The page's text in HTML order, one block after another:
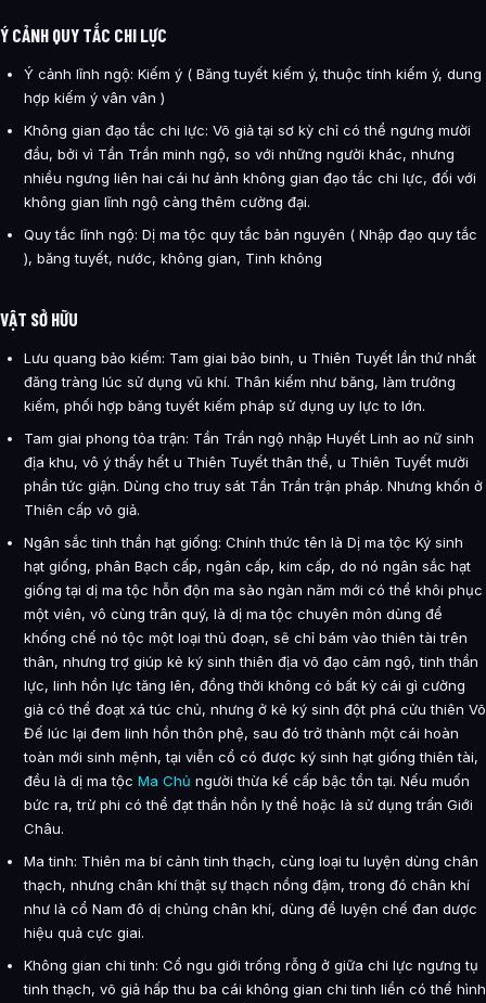
Ý CẢNH QUY TẮC CHI LỰC
Ý cảnh lĩnh ngộ: Kiếm ý ( Băng tuyết kiếm ý, thuộc tính kiếm ý, dung
hợp kiếm ý vân vân )
Không gian đạo tắc chi lực: Võ giả tại sơ kỳ chỉ có thể ngưng mười
đầu, bởi vì Tần Trần minh ngộ, so với những người khác, nhưng
nhiều ngưng liên hai cái hư ảnh không gian đạo tắc chi lực, đối với
không gian lĩnh ngộ càng thêm cường đại.
Quy tắc lĩnh ngộ: Dị ma tộc quy tắc bản nguyên ( Nhập đạo quy tắc
), băng tuyết, nước, không gian, Tinh không
VẬT SỞ HỮU
Lưu quang bảo kiếm: Tam giai bảo binh, u Thiên Tuyết lần thứ nhất
đăng tràng lúc sử dụng vũ khí. Thân kiếm như băng, làm trưởng
kiếm, phối hợp băng tuyết kiếm pháp sử dụng uy lực to lớn.
Tam giai phong tỏa trận: Tần Trần ngộ nhập Huyết Linh ao nữ sinh
địa khu, vô ý thấy hết u Thiên Tuyết thân thể, u Thiên Tuyết mười
phần tức giận. Dùng cho truy sát Tần Trần trận pháp. Nhưng khốn ở
Thiên cấp võ giả.
Ngân sắc tinh thần hạt giống: Chính thức tên là Dị ma tộc Ký sinh
hạt giống, phân Bạch cấp, ngân cấp, kim cấp, do nó ngân sắc hạt
giống tại dị ma tộc hỗn độn ma sào ngàn năm mới có thể khôi phục
một viên, vô cùng trân quý, là dị ma tộc chuyên môn dùng để
khống chế nó tộc một loại thủ đoạn, sẽ chỉ bám vào thiên tài trên
thân, nhưng trợ giúp kẻ ký sinh thiên địa võ đạo cảm ngộ, tinh thần
lực, linh hồn lực tăng lên, đồng thời không có bất kỳ cái gì cường
giả có thể đoạt xá túc chủ, nhưng ở kẻ ký sinh đột phá cửu thiên Võ
Đế lúc lại đem linh hồn thôn phệ, sau đó trở thành một cái hoàn
toàn mới sinh mệnh, tại viễn cổ có được ký sinh hạt giống thiên tài,
đều là dị ma tộc Ma Chủ người thừa kế cấp bậc tồn tại. Nếu muốn
bức ra, trừ phi có thể đạt thần hồn ly thể hoặc là sử dụng trấn Giới
Châu.
Ma tinh: Thiên ma bí cảnh tinh thạch, cùng loại tu luyện dùng chân
thạch, nhưng chân khí thật sự thạch nồng đậm, trong đó chân khí
như là cổ Nam đô dị chủng chân khí, dùng để luyện chế đan dược
hiệu quả cực giai.
Không gian chi tinh: Cổ ngu giới trống rỗng ở giữa chi lực ngưng tụ
tinh thạch, võ giả hấp thu ba cái không gian chi tinh liền có thể hình